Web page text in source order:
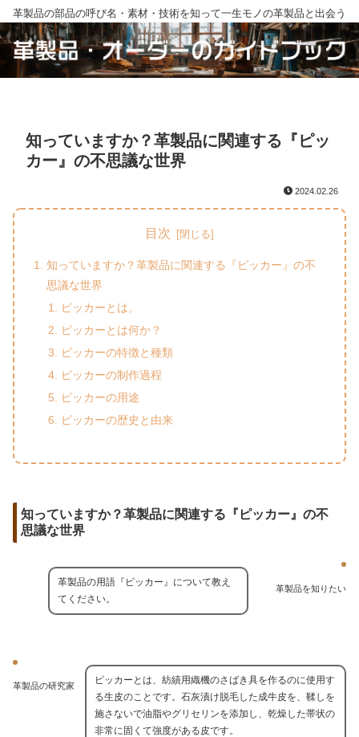
革製品の部品の呼び名・素材・技術を知って一生モノの革製品と出会う
知っていますか？革製品に関連する『ピッ
カー』の不思議な世界
2024.02.26
目次
知っていますか？革製品に関連する『ピッカー』の不
思議な世界
ピッカーとは。
ピッカーとは何か？
ピッカーの特徴と種類
ピッカーの制作過程
ピッカーの用途
ピッカーの歴史と由来
知っていますか？革製品に関連する『ピッカー』の不
思議な世界
革製品を知りたい
革製品の用語『ピッカー』について教え
てください。
革製品の研究家
ピッカーとは、紡績用織機のさばき具を作るのに使用す
る生皮のことです。石灰漬け脱毛した成牛皮を、鞣しを
施さないで油脂やグリセリンを添加し、乾燥した帯状の
非常に固くて強度がある皮です。